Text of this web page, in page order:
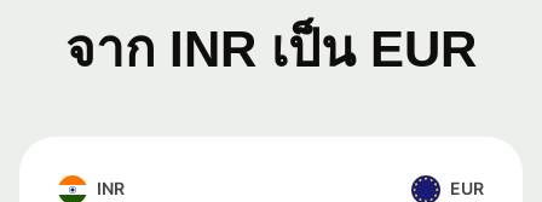
จาก INR เป็น EUR
INR EUR